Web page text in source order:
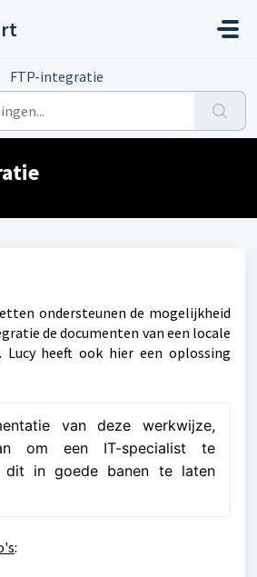
FTP-integratie
ondersteunen de mogelijkheid
de documenten van een locale
heeft ook hier een oplossing
van deze werkwijze,
om een IT-specialist te
dit in goede banen te laten
: